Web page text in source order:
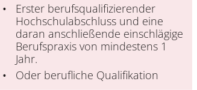
Erster berufsqualifizierender
Hochschulabschluss und eine
daran anschließende einschlägige
Berufspraxis von mindestens 1
Jahr.
Oder berufliche Qualifikation